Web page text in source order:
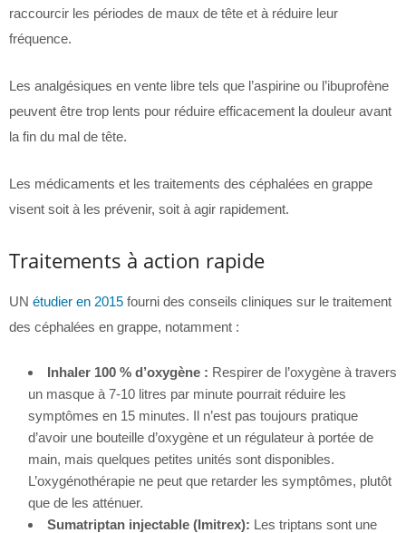
raccourcir les périodes de maux de tête et à réduire leur
fréquence.
Les analgésiques en vente libre tels que l’aspirine ou l’ibuprofène
peuvent être trop lents pour réduire efficacement la douleur avant
la fin du mal de tête.
Les médicaments et les traitements des céphalées en grappe
visent soit à les prévenir, soit à agir rapidement.
Traitements à action rapide
UN étudier en 2015 fourni des conseils cliniques sur le traitement
des céphalées en grappe, notamment :
Inhaler 100 % d’oxygène : Respirer de l’oxygène à travers
un masque à 7-10 litres par minute pourrait réduire les
symptômes en 15 minutes. Il n’est pas toujours pratique
d’avoir une bouteille d’oxygène et un régulateur à portée de
main, mais quelques petites unités sont disponibles.
L’oxygénothérapie ne peut que retarder les symptômes, plutôt
que de les atténuer.
Sumatriptan injectable (Imitrex): Les triptans sont une